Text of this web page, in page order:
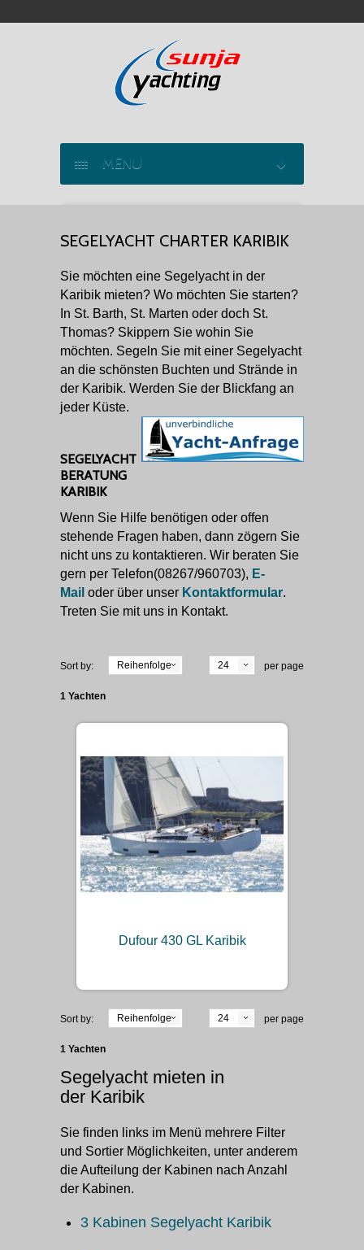
MENU
KATAMARAN CHARTER
MOTORYACHT CHARTER
MARINAS
SEGELYACHT CHARTER KARIBIK
Sie möchten eine Segelyacht in der
Karibik mieten? Wo möchten Sie starten?
In St. Barth, St. Marten oder doch St.
Thomas? Skippern Sie wohin Sie
möchten. Segeln Sie mit einer Segelyacht
an die schönsten Buchten und Strände in
der Karibik. Werden Sie der Blickfang an
jeder Küste.
SEGELYACHT
BERATUNG
KARIBIK
Wenn Sie Hilfe benötigen oder offen
stehende Fragen haben, dann zögern Sie
nicht uns zu kontaktieren. Wir beraten Sie
gern per Telefon(08267/960703), E-
Mail oder über unser Kontaktformular.
Treten Sie mit uns in Kontakt.
Sort by: Reihenfolge 24 per page
1 Yachten
Dufour 430 GL Karibik
Sort by: Reihenfolge 24 per page
1 Yachten
Segelyacht mieten in
der Karibik
Sie finden links im Menü mehrere Filter
und Sortier Möglichkeiten, unter anderem
die Aufteilung der Kabinen nach Anzahl
der Kabinen.
3 Kabinen Segelyacht Karibik